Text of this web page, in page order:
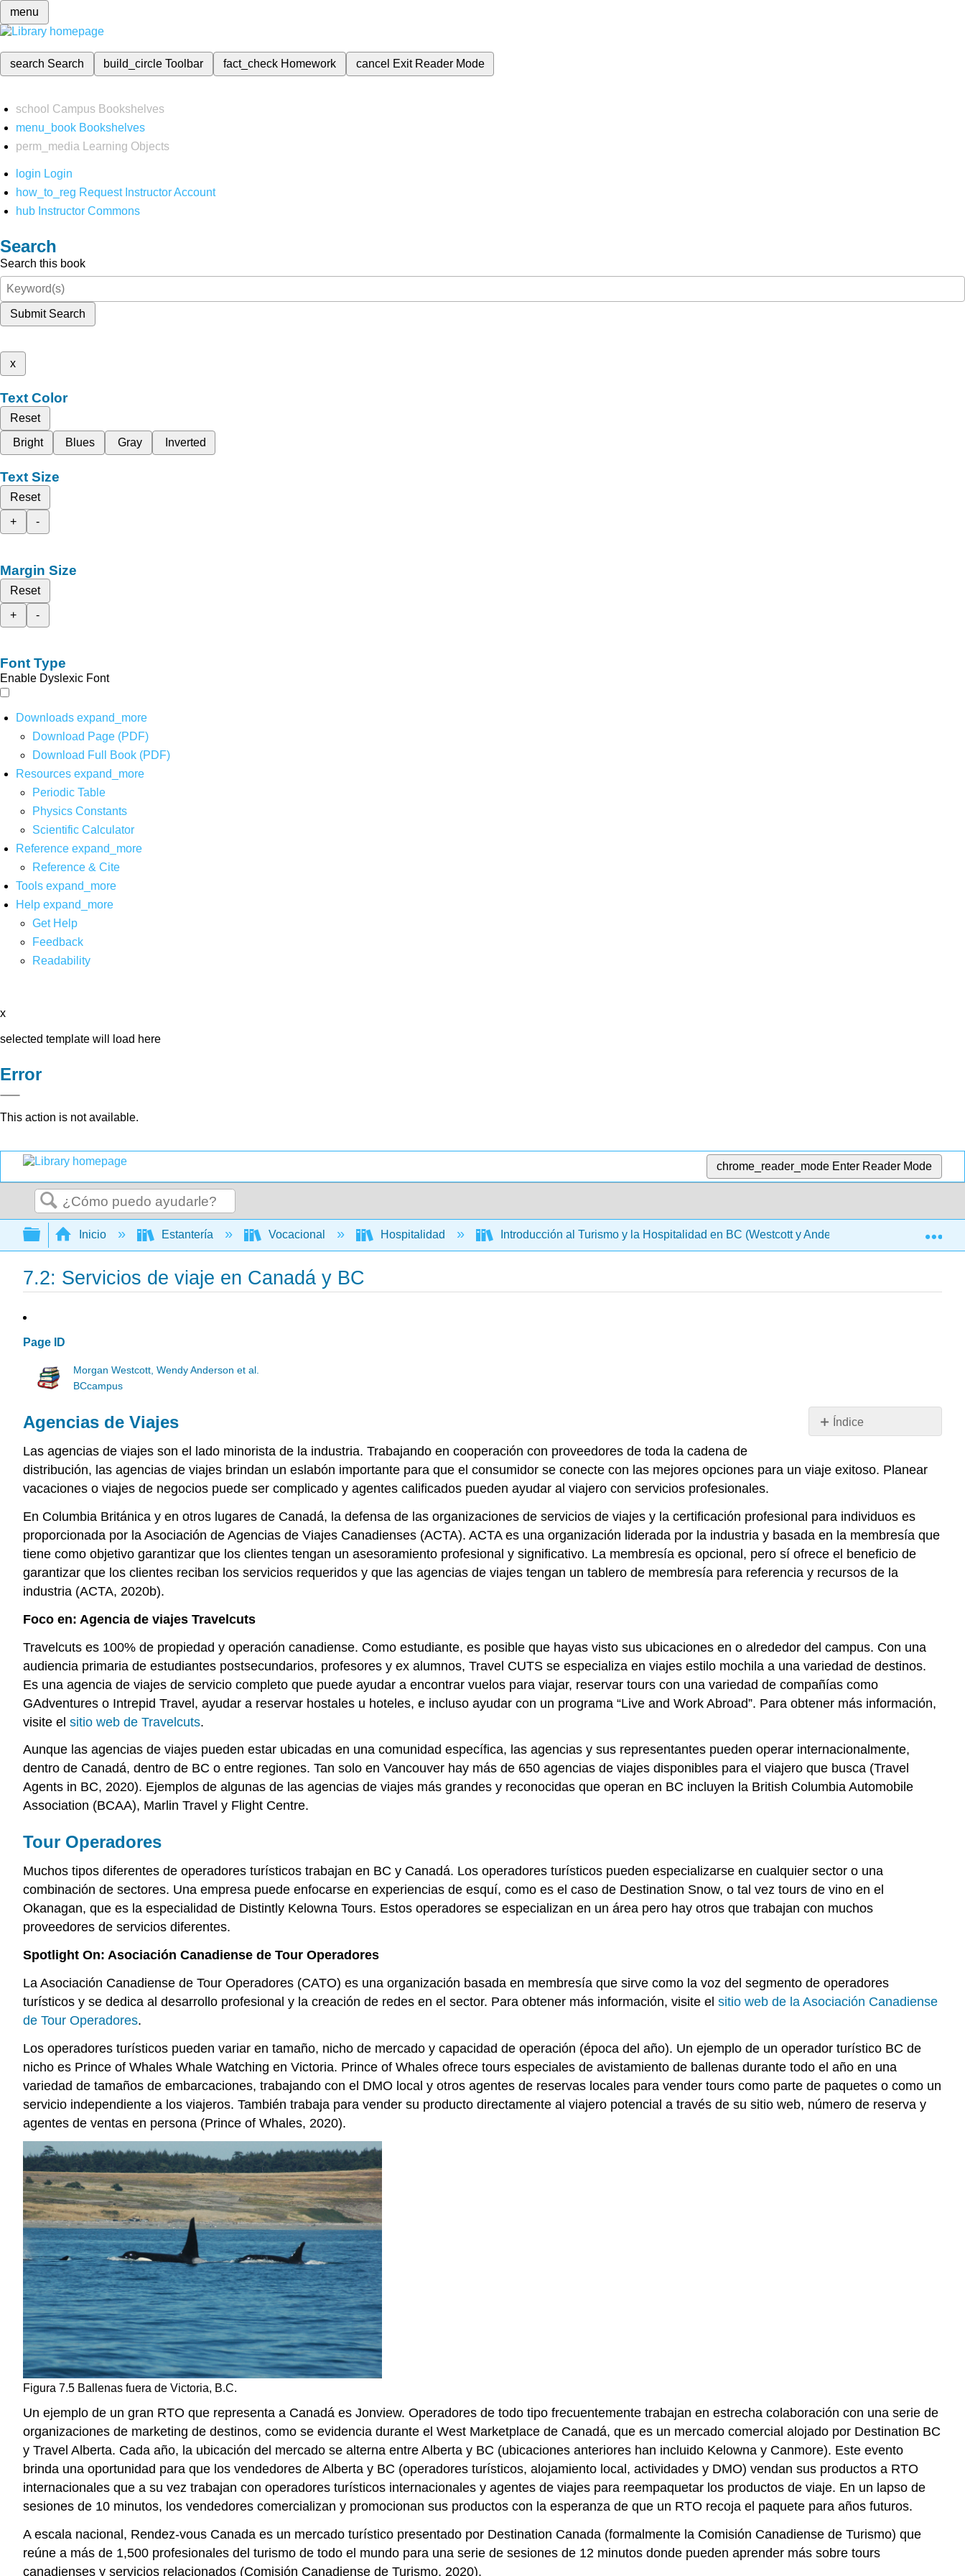
menu
search Search build_circleToolbar fact_check Homework cancel Exit Reader Mode
school Campus Bookshelves
menu_book Bookshelves
perm_media
Learning Objects
login Login
how_to_reg Request Instructor Account
hub Instructor Commons
Search
Search this book
Submit Search
x
Text Color
Reset
Bright
Blues Gray Inverted
Text Size
Reset
+
-
Margin Size
Reset
+
-
Font Type
Enable Dyslexic Font
Downloads expand_more
Download Page (PDF)
Download Full Book (PDF)
Resources expand_more
Periodic Table
Physics Constants
Scientific Calculator
Reference expand_more
Reference & Cite
Tools expand_more
Help expand_more
Get Help
Feedback
Readability
x
selected template will load here
Error
This action is not available.
chrome_reader_mode Enter Reader Mode
Buscar
Expandir/contraer jerarquía global
Inicio Estantería Vocacional Hospitalidad Introducción al Turismo y la Hospitalidad en BC (Westcott y Anderson) 2da Ed.
7.2: Servicios de viaje en Canadá y BC
Page ID
Morgan Westcott, Wendy Anderson et al.
BCcampus
Índice
Viajes
Operadores
Organizaciones
de
Marketing
de
Organizaciones
Regionales
de
Marketing
de
Organizaciones
Marketing
de
y
Organizaciones
Agencias de Viajes
Las agencias de viajes son el lado minorista de la industria. Trabajando en cooperación con proveedores de toda la cadena de
distribución, las agencias de viajes brindan un eslabón importante para que el consumidor se conecte con las mejores opciones para un viaje exitoso. Planear
vacaciones o viajes de negocios puede ser complicado y agentes calificados pueden ayudar al viajero con servicios profesionales.
En Columbia Británica y en otros lugares de Canadá, la defensa de las organizaciones de servicios de viajes y la certificación profesional para individuos es
proporcionada por la Asociación de Agencias de Viajes Canadienses (ACTA). ACTA es una organización liderada por la industria y basada en la membresía que
tiene como objetivo garantizar que los clientes tengan un asesoramiento profesional y significativo. La membresía es opcional, pero sí ofrece el beneficio de
garantizar que los clientes reciban los servicios requeridos y que las agencias de viajes tengan un tablero de membresía para referencia y recursos de la
industria (ACTA, 2020b).
Foco en: Agencia de viajes Travelcuts
Travelcuts es 100% de propiedad y operación canadiense. Como estudiante, es posible que hayas visto sus ubicaciones en o alrededor del campus. Con una
audiencia primaria de estudiantes postsecundarios, profesores y ex alumnos, Travel CUTS se especializa en viajes estilo mochila a una variedad de destinos.
Es una agencia de viajes de servicio completo que puede ayudar a encontrar vuelos para viajar, reservar tours con una variedad de compañías como
GAdventures o Intrepid Travel, ayudar a reservar hostales u hoteles, e incluso ayudar con un programa “Live and Work Abroad”. Para obtener más información,
visite el sitio web de Travelcuts.
Aunque las agencias de viajes pueden estar ubicadas en una comunidad específica, las agencias y sus representantes pueden operar internacionalmente,
dentro de Canadá, dentro de BC o entre regiones. Tan solo en Vancouver hay más de 650 agencias de viajes disponibles para el viajero que busca (Travel
Agents in BC, 2020). Ejemplos de algunas de las agencias de viajes más grandes y reconocidas que operan en BC incluyen la British Columbia Automobile
Association (BCAA), Marlin Travel y Flight Centre.
Tour Operadores
Muchos tipos diferentes de operadores turísticos trabajan en BC y Canadá. Los operadores turísticos pueden especializarse en cualquier sector o una
combinación de sectores. Una empresa puede enfocarse en experiencias de esquí, como es el caso de Destination Snow, o tal vez tours de vino en el
Okanagan, que es la especialidad de Distintly Kelowna Tours. Estos operadores se especializan en un área pero hay otros que trabajan con muchos
proveedores de servicios diferentes.
Spotlight On: Asociación Canadiense de Tour Operadores
La Asociación Canadiense de Tour Operadores (CATO) es una organización basada en membresía que sirve como la voz del segmento de operadores
turísticos y se dedica al desarrollo profesional y la creación de redes en el sector. Para obtener más información, visite el sitio web de la Asociación Canadiense
de Tour Operadores.
Los operadores turísticos pueden variar en tamaño, nicho de mercado y capacidad de operación (época del año). Un ejemplo de un operador turístico BC de
nicho es Prince of Whales Whale Watching en Victoria. Prince of Whales ofrece tours especiales de avistamiento de ballenas durante todo el año en una
variedad de tamaños de embarcaciones, trabajando con el DMO local y otros agentes de reservas locales para vender tours como parte de paquetes o como un
servicio independiente a los viajeros. También trabaja para vender su producto directamente al viajero potencial a través de su sitio web, número de reserva y
agentes de ventas en persona (Prince of Whales, 2020).
Figura 7.5 Ballenas fuera de Victoria, B.C.
Un ejemplo de un gran RTO que representa a Canadá es Jonview. Operadores de todo tipo frecuentemente trabajan en estrecha colaboración con una serie de
organizaciones de marketing de destinos, como se evidencia durante el West Marketplace de Canadá, que es un mercado comercial alojado por Destination BC
y Travel Alberta. Cada año, la ubicación del mercado se alterna entre Alberta y BC (ubicaciones anteriores han incluido Kelowna y Canmore). Este evento
brinda una oportunidad para que los vendedores de Alberta y BC (operadores turísticos, alojamiento local, actividades y DMO) vendan sus productos a RTO
internacionales que a su vez trabajan con operadores turísticos internacionales y agentes de viajes para reempaquetar los productos de viaje. En un lapso de
sesiones de 10 minutos, los vendedores comercializan y promocionan sus productos con la esperanza de que un RTO recoja el paquete para años futuros.
A escala nacional, Rendez-vous Canada es un mercado turístico presentado por Destination Canada (formalmente la Comisión Canadiense de Turismo) que
reúne a más de 1,500 profesionales del turismo de todo el mundo para una serie de sesiones de 12 minutos donde pueden aprender más sobre tours
canadienses y servicios relacionados (Comisión Canadiense de Turismo, 2020).